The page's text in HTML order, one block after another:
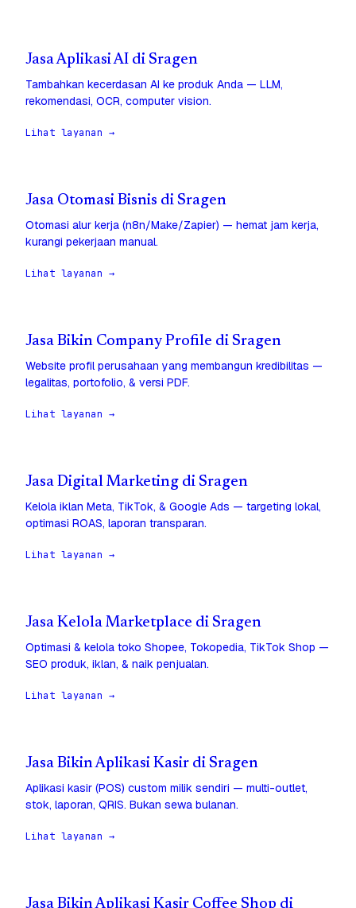
Jasa Aplikasi AI di Sragen
Tambahkan kecerdasan AI ke produk Anda — LLM,
rekomendasi, OCR, computer vision.
Lihat layanan →
Jasa Otomasi Bisnis di Sragen
Otomasi alur kerja (n8n/Make/Zapier) — hemat jam kerja,
kurangi pekerjaan manual.
Lihat layanan →
Jasa Bikin Company Profile di Sragen
Website profil perusahaan yang membangun kredibilitas —
legalitas, portofolio, & versi PDF.
Lihat layanan →
Jasa Digital Marketing di Sragen
Kelola iklan Meta, TikTok, & Google Ads — targeting lokal,
optimasi ROAS, laporan transparan.
Lihat layanan →
Jasa Kelola Marketplace di Sragen
Optimasi & kelola toko Shopee, Tokopedia, TikTok Shop —
SEO produk, iklan, & naik penjualan.
Lihat layanan →
Jasa Bikin Aplikasi Kasir di Sragen
Aplikasi kasir (POS) custom milik sendiri — multi-outlet,
stok, laporan, QRIS. Bukan sewa bulanan.
Lihat layanan →
Jasa Bikin Aplikasi Kasir Coffee Shop di